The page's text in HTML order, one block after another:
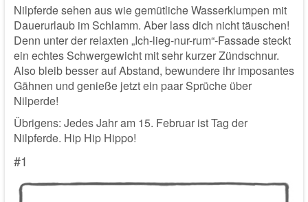
Nilpferde sehen aus wie gemütliche Wasserklumpen mit
Dauerurlaub im Schlamm. Aber lass dich nicht täuschen!
Denn unter der relaxten „Ich-lieg-nur-rum“-Fassade steckt
ein echtes Schwergewicht mit sehr kurzer Zündschnur.
Also bleib besser auf Abstand, bewundere ihr imposantes
Gähnen und genieße jetzt ein paar Sprüche über
Nilperde!
Übrigens: Jedes Jahr am 15. Februar ist Tag der
Nilpferde. Hip Hip Hippo!
#1